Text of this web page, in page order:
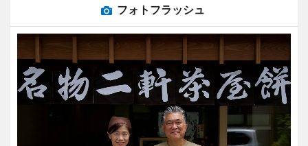
フォトフラッシュ